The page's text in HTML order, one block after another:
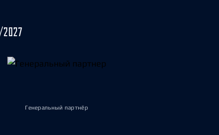
Генеральный партнёр